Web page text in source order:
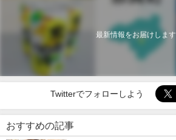
最新情報をお届けします
Twitterでフォローしよう
おすすめの記事